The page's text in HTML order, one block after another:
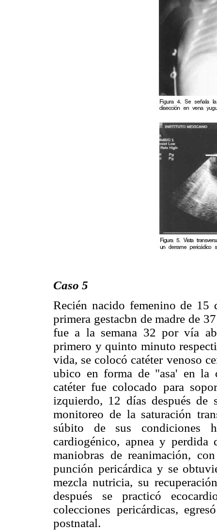
Caso 5
Recién nacido femenino de 15
primera gestacbn de madre de
fue a la semana 32 por vía
primero y quinto minuto
vida, se colocó catéter venoso
ubico en forma de "asa' en la
catéter fue colocado para
izquierdo, 12 días después de
monitoreo de la saturación
súbito de sus condiciones
cardiogénico, apnea y perdida
maniobras de reanimación,
punción pericárdica y se
mezcla nutricia, su
después se practicó
colecciones pericárdicas,
postnatal.